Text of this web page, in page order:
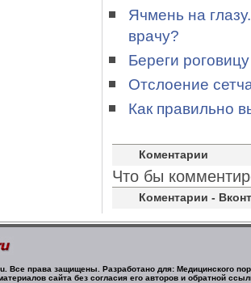
Ячмень на
врачу?
Береги
Отслоение
Как правильно
Коментарии
Что бы
Коментарии -
Все права защищены. Разработано для: Медицинского
сайта без согласия его авторов и обратной